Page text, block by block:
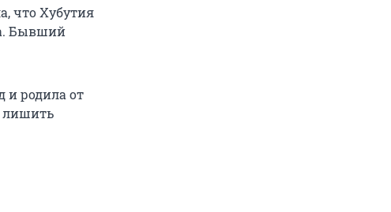
что Хубутия
Бывший
и родила от
лишить